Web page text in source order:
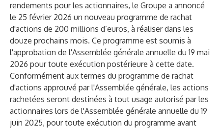
rendements pour les actionnaires, le Groupe a annoncé
le 25 février 2026 un nouveau programme de rachat
d'actions de 200 millions d’euros, à réaliser dans les
douze prochains mois. Ce programme est soumis à
l'approbation de l'Assemblée générale annuelle du 19 mai
2026 pour toute exécution postérieure à cette date.
Conformément aux termes du programme de rachat
d'actions approuvé par l'Assemblée générale, les actions
rachetées seront destinées à tout usage autorisé par les
actionnaires lors de l'Assemblée générale annuelle du 19
juin 2025, pour toute exécution du programme avant